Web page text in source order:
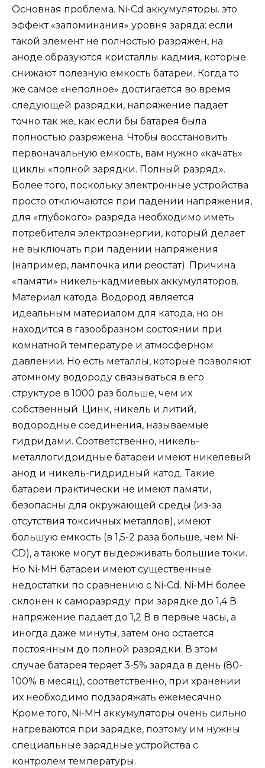
Основная проблема. Ni-Cd аккумуляторы. это
эффект «запоминания» уровня заряда: если
такой элемент не полностью разряжен, на
аноде образуются кристаллы кадмия, которые
снижают полезную емкость батареи. Когда то
же самое «неполное» достигается во время
следующей разрядки, напряжение падает
точно так же, как если бы батарея была
полностью разряжена. Чтобы восстановить
первоначальную емкость, вам нужно «качать»
циклы «полной зарядки. Полный разряд».
Более того, поскольку электронные устройства
просто отключаются при падении напряжения,
для «глубокого» разряда необходимо иметь
потребителя электроэнергии, который делает
не выключать при падении напряжения
(например, лампочка или реостат). Причина
«памяти» никель-кадмиевых аккумуляторов.
Материал катода. Водород является
идеальным материалом для катода, но он
находится в газообразном состоянии при
комнатной температуре и атмосферном
давлении. Но есть металлы, которые позволяют
атомному водороду связываться в его
структуре в 1000 раз больше, чем их
собственный. Цинк, никель и литий,
водородные соединения, называемые
гидридами. Соответственно, никель-
металлогидридные батареи имеют никелевый
анод и никель-гидридный катод. Такие
батареи практически не имеют памяти,
безопасны для окружающей среды (из-за
отсутствия токсичных металлов), имеют
большую емкость (в 1,5-2 раза больше, чем Ni-
CD), а также могут выдерживать большие токи.
Но Ni-MH батареи имеют существенные
недостатки по сравнению с Ni-Cd. Ni-MH более
склонен к саморазряду: при зарядке до 1,4 В
напряжение падает до 1,2 В в первые часы, а
иногда даже минуты, затем оно остается
постоянным до полной разрядки. В этом
случае батарея теряет 3-5% заряда в день (80-
100% в месяц), соответственно, при хранении
их необходимо подзаряжать ежемесячно.
Кроме того, Ni-MH аккумуляторы очень сильно
нагреваются при зарядке, поэтому им нужны
специальные зарядные устройства с
контролем температуры.